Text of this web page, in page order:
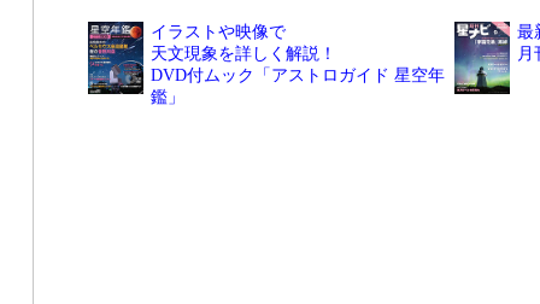
イラストや映像で
天文現象を詳しく解説！
DVD付ムック「アストロガイド 星空年
鑑」
最
月